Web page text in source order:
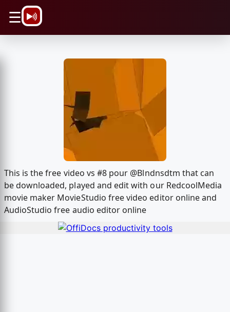
☰
This is the free video vs #8 pour @Blndnsdtm that can
be downloaded, played and edit with our RedcoolMedia
movie maker MovieStudio free video editor online and
AudioStudio free audio editor online